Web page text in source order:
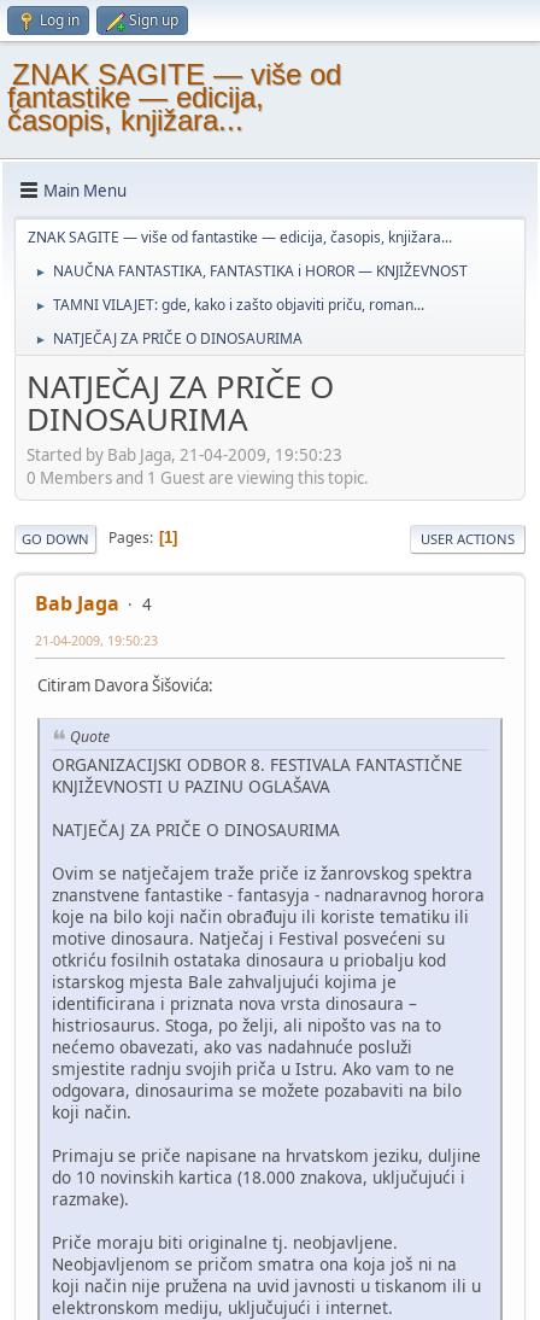
Log in Sign up
ZNAK SAGITE — više od
fantastike — edicija,
časopis, knjižara...
Main Menu
ZNAK SAGITE — više od fantastike — edicija, časopis, knjižara...
► NAUČNA FANTASTIKA, FANTASTIKA i HOROR — KNJIŽEVNOST
► TAMNI VILAJET: gde, kako i zašto objaviti priču, roman...
► NATJEČAJ ZA PRIČE O DINOSAURIMA
NATJEČAJ ZA PRIČE O
DINOSAURIMA
Started by Bab Jaga, 21-04-2009, 19:50:23
0 Members and 1 Guest are viewing this topic.
GO DOWN Pages 1 USER ACTIONS
Bab Jaga 4
21-04-2009, 19:50:23
Citiram Davora Šišovića:
Quote
ORGANIZACIJSKI ODBOR 8. FESTIVALA FANTASTIČNE
KNJIŽEVNOSTI U PAZINU OGLAŠAVA
NATJEČAJ ZA PRIČE O DINOSAURIMA
Ovim se natječajem traže priče iz žanrovskog spektra
znanstvene fantastike - fantasyja - nadnaravnog horora
koje na bilo koji način obrađuju ili koriste tematiku ili
motive dinosaura. Natječaj i Festival posvećeni su
otkriću fosilnih ostataka dinosaura u priobalju kod
istarskog mjesta Bale zahvaljujući kojima je
identificirana i priznata nova vrsta dinosaura –
histriosaurus. Stoga, po želji, ali nipošto vas na to
nećemo obavezati, ako vas nadahnuće posluži
smjestite radnju svojih priča u Istru. Ako vam to ne
odgovara, dinosaurima se možete pozabaviti na bilo
koji način.
Primaju se priče napisane na hrvatskom jeziku, duljine
do 10 novinskih kartica (18.000 znakova, uključujući i
razmake).
Priče moraju biti originalne tj. neobjavljene.
Neobjavljenom se pričom smatra ona koja još ni na
koji način nije pružena na uvid javnosti u tiskanom ili u
elektronskom mediju, uključujući i internet.